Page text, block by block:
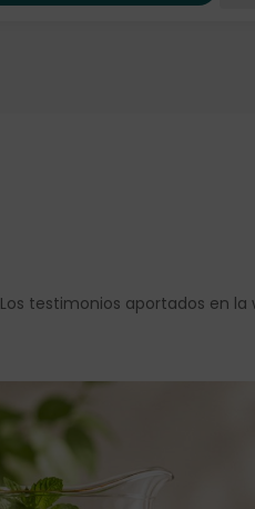
Los testimonios aportados en